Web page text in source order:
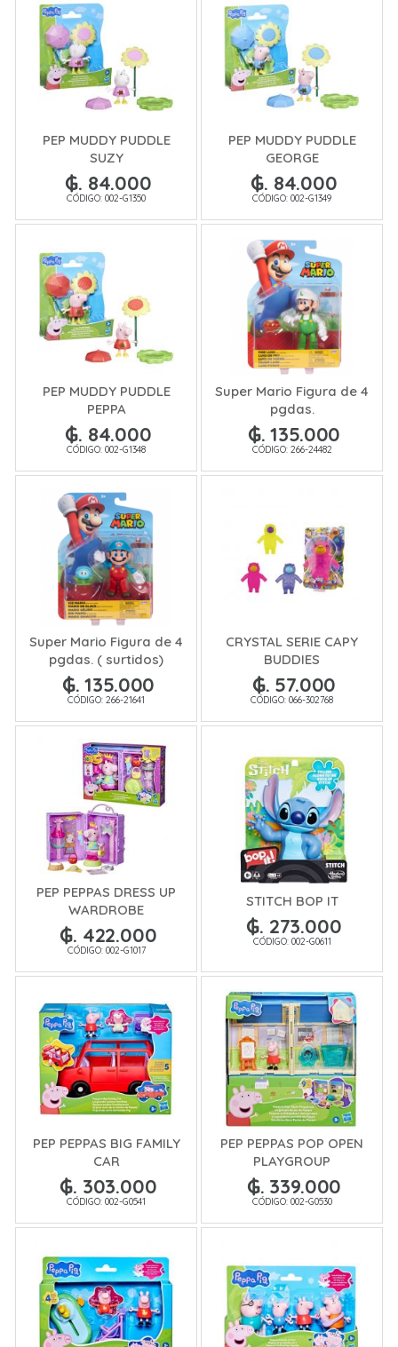
PEP MUDDY PUDDLE
SUZY
₲. 84.000
CÓDIGO: 002-G1350
PEP MUDDY PUDDLE
GEORGE
₲. 84.000
CÓDIGO: 002-G1349
PEP MUDDY PUDDLE
PEPPA
₲. 84.000
CÓDIGO: 002-G1348
Super Mario Figura de 4
pgdas.
₲. 135.000
CÓDIGO: 266-24482
Super Mario Figura de 4
pgdas. ( surtidos)
₲. 135.000
CÓDIGO: 266-21641
CRYSTAL SERIE CAPY
BUDDIES
₲. 57.000
CÓDIGO: 066-302768
PEP PEPPAS DRESS UP
WARDROBE
₲. 422.000
CÓDIGO: 002-G1017
STITCH BOP IT
₲. 273.000
CÓDIGO: 002-G0611
PEP PEPPAS BIG FAMILY
CAR
₲. 303.000
CÓDIGO: 002-G0541
PEP PEPPAS POP OPEN
PLAYGROUP
₲. 339.000
CÓDIGO: 002-G0530